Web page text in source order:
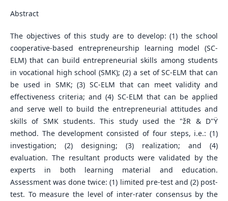
Abstract
The objectives of this study are to develop: (1) the school
cooperative-based entrepreneurship learning model (SC-
ELM) that can build entrepreneurial skills among students
in vocational high school (SMK); (2) a set of SC-ELM that can
be used in SMK; (3) SC-ELM that can meet validity and
effectiveness criteria; and (4) SC-ELM that can be applied
and serve well to build the entrepreneurial attitudes and
skills of SMK students. This study used the "žR & D"Ÿ
method. The development consisted of four steps, i.e.: (1)
investigation; (2) designing; (3) realization; and (4)
evaluation. The resultant products were validated by the
experts in both learning material and education.
Assessment was done twice: (1) limited pre-test and (2) post-
test. To measure the level of inter-rater consensus by the